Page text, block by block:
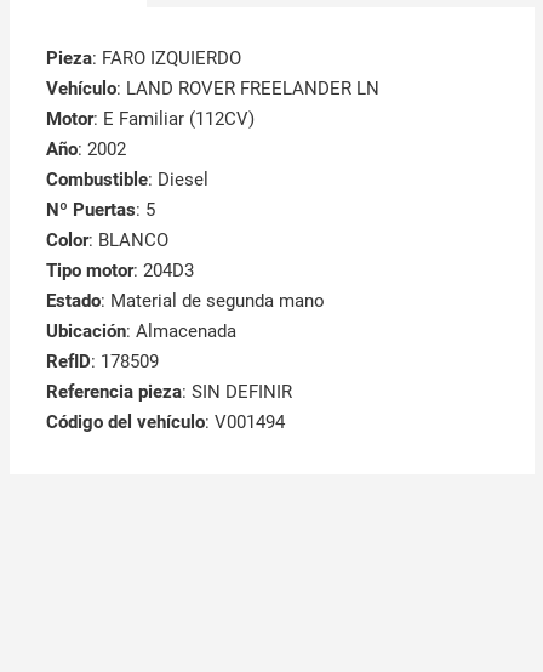
Pieza: FARO IZQUIERDO
Vehículo: LAND ROVER FREELANDER LN
Motor: E Familiar (112CV)
Año: 2002
Combustible: Diesel
Nº Puertas: 5
Color: BLANCO
Tipo motor: 204D3
Estado: Material de segunda mano
Ubicación: Almacenada
RefID: 178509
Referencia pieza: SIN DEFINIR
Código del vehículo: V001494